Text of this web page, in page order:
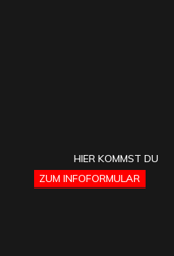
HIER KOMMST DU
ZUM INFOFORMULAR